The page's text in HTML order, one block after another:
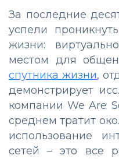
За последние
успели
жизни:
местом для
спутника жизни,
демонстрирует
компании We Are
среднем тратит
использование
сетей – это все